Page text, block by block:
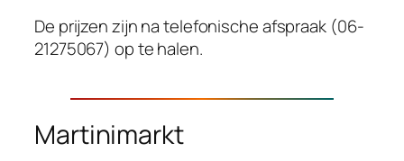
De prijzen zijn na telefonische afspraak (06-
21275067) op te halen.
Martinimarkt